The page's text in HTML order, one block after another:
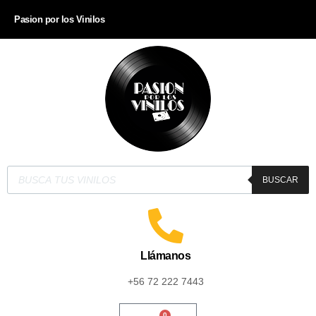
Pasion por los Vinilos
BUSCAR
Llámanos
+56 72 222 7443